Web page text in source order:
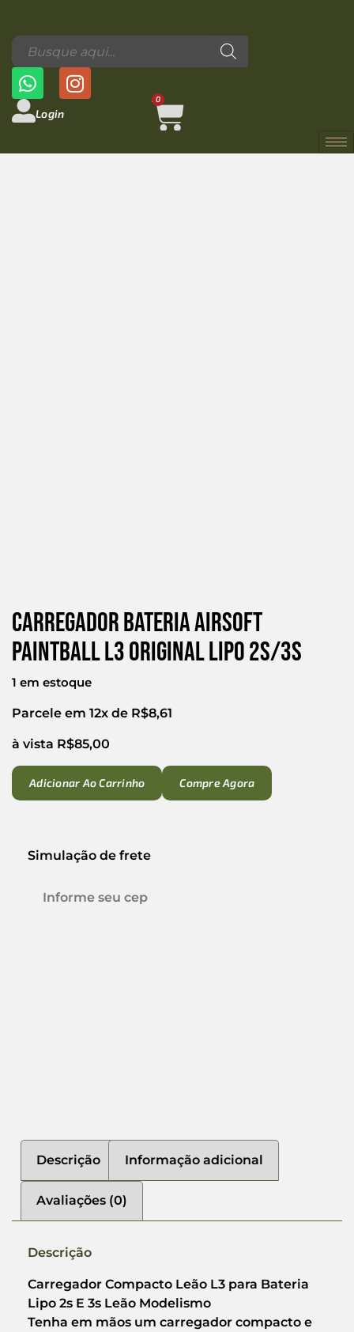
Login
0
Carregador Bateria Airsoft
Paintball L3 Original Lipo 2s/3s
1 em estoque
Parcele em 12x de R$8,61
à vista R$85,00
Adicionar Ao Carrinho Compre Agora
Simulação de frete
Descrição Informação adicional
Avaliações (0)
Descrição
Carregador Compacto Leão L3 para Bateria
Lipo 2s E 3s Leão Modelismo
Tenha em mãos um carregador compacto e